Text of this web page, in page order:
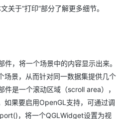
关于“打印”部分了解更多细节。
，将一个场景中的内容显示出来。
场景，从而针对同一数据集提供几个
是一个滚动区域（scroll area），
如果要启用OpenGL支持，可通过调
，将一个QGLWidget设置为视